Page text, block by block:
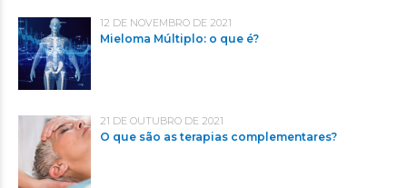
12 DE NOVEMBRO DE 2021
Mieloma Múltiplo: o que é?
21 DE OUTUBRO DE 2021
O que são as terapias complementares?